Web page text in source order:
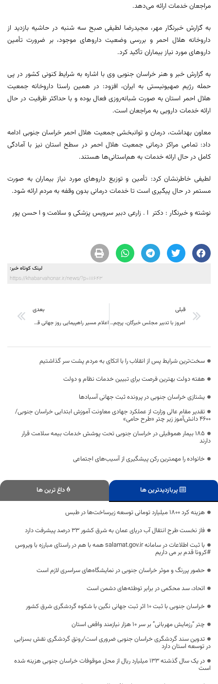
مراجعان خدمات ارائه می‌دهد.
به گزارش خبرنگار مهر، مجیدرضا لطیفی صبح سه شنبه در حاشیه بازدید از
داروخانه هلال احمر و بررسی وضعیت داروهای موجود، بر ضرورت تأمین
داروهای مورد نیاز بیماران تأکید کرد.
به گزارش خبر و هنر خراسان جنوبی وی با اشاره به شرایط کنونی کشور در پی
حمله رژیم صهیونیستی به ایران، افزود: در همین راستا داروخانه جمعیت
هلال احمر استان به صورت شبانه‌روزی فعال بوده و با حداکثر ظرفیت در حال
ارائه خدمات دارویی به مراجعان است.
معاون بهداشت، درمان و توانبخشی جمعیت هلال احمر خراسان جنوبی ادامه
داد: تمامی مراکز درمانی جمعیت هلال احمر در سطح استان نیز با آمادگی
کامل در حال ارائه خدمات به هم‌استانی‌ها هستند.
لطیفی خاطرنشان کرد: تأمین و توزیع داروهای مورد نیاز بیماران به صورت
مستمر در حال پیگیری است تا خدمات درمانی بدون وقفه به مردم ارائه شود.
نوشته و خبرنگار : دکتر ا . زارعی دبیر سرویس پزشکی و سلامت و ا حسن پور
لینک کوتاه خبر:
https://khabarvahonar.ir/news/?p=111643
قبلی
امروز با تدبیر مجلس خبرگان، پرچم انقلاب در دستان جانشینی شایسته قرار گرفت
بعدی
اعلام مسیر راهپیمایی روز جهانی قدس در خراسان جنوبی و بیرجند
سخت‌ترین شرایط پس از انقلاب را با اتکای به مردم پشت سر گذاشتیم
هفته دولت بهترین فرصت برای تبیین خدمات نظام و دولت
یشتازی خراسان جنوبی در پرونده ثبت جهانی آسبادها
تقدیر مقام عالی وزارت از عملکرد جهادی معاونت آموزش ابتدایی خراسان جنوبی/
۴۶۰۰ دانش‌آموز زیر چتر «طرح حامی»
۱۸۵ بیمار هموفیلی در خراسان جنوبی تحت پوشش خدمات بیمه سلامت قرار
دارند
خانواده را مهمترین رکن پیشگیری از آسیب‌های اجتماعی
پربازدیدترین ها داغ ترین ها
هزینه کرد ۱۸۰۰ میلیارد تومانی توسعه زیرساخت‌ها در طبس
فاز نخست طرح انتقال آب دریای عمان به شرق کشور ۳۳ درصد پیشرفت دارد
با ثبت اطلاعات در سامانه salamat.gov.ir همه با هم در راستای مبارزه با ویروس
#کرونا قدم بر می داریم
حضور پررنگ و موثر خراسان جنوبی در نمایشگاه‌های سراسری لازم است
اتحاد، سد محکمی در برابر توطئه‌های دشمن است
خراسان جنوبی با ثبت ۱۰ اثر ثبت جهانی نگین با شکوه گردشگری شرق کشور
چتر “رزمایش مهربانی” بر سر ۱۰ هزار نیازمند واقعی استان
تدوین سند گردشگری خراسان جنوبی ضروری است/رونق گردشگری نقش بسزایی
در توسعه استان دارد
در یک سال گذشته ۱۳۳ میلیارد ریال از محل موقوفات خراسان جنوبی هزینه شده
است